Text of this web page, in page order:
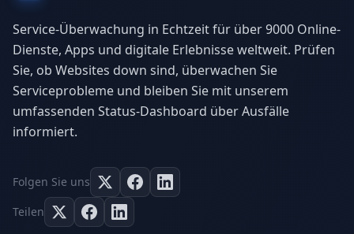
Service-Überwachung in Echtzeit für über 9000 Online-
Dienste, Apps und digitale Erlebnisse weltweit. Prüfen
Sie, ob Websites down sind, überwachen Sie
Serviceprobleme und bleiben Sie mit unserem
umfassenden Status-Dashboard über Ausfälle
informiert.
Folgen Sie uns
Teilen